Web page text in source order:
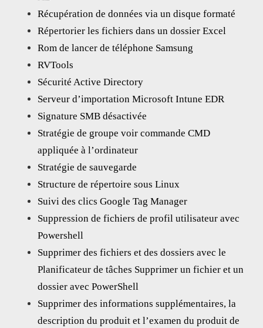
Récupération de données via un disque formaté
Répertorier les fichiers dans un dossier Excel
Rom de lancer de téléphone Samsung
RVTools
Sécurité Active Directory
Serveur d’importation Microsoft Intune EDR
Signature SMB désactivée
Stratégie de groupe voir commande CMD
appliquée à l’ordinateur
Stratégie de sauvegarde
Structure de répertoire sous Linux
Suivi des clics Google Tag Manager
Suppression de fichiers de profil utilisateur avec
Powershell
Supprimer des fichiers et des dossiers avec le
Planificateur de tâches Supprimer un fichier et un
dossier avec PowerShell
Supprimer des informations supplémentaires, la
description du produit et l’examen du produit de